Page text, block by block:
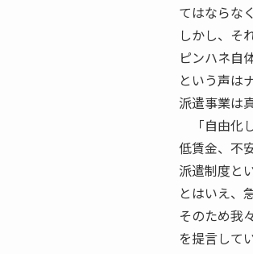
てはならな
しかし、そ
ピンハネ自
という声は
派遣事業は
「自由化
低賃金、不
派遣制度と
とはいえ、
そのため我
を提言して